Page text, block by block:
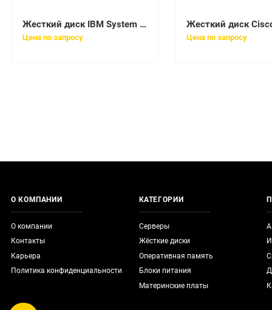
Жесткий диск IBM System Storage 900Gb U600 10000 6G 2,5" To 3,5" SAS 3,5" For Storwize V5000 Gen1(2077-AC20)
Цена по запросу Цена по запросу
О КОМПАНИИ
О компании
Контакты
Карьера
Политика конфиденциальности
КАТЕГОРИИ
Серверы
Жёсткие диски
Оперативная память
Блоки питания
Материнские платы